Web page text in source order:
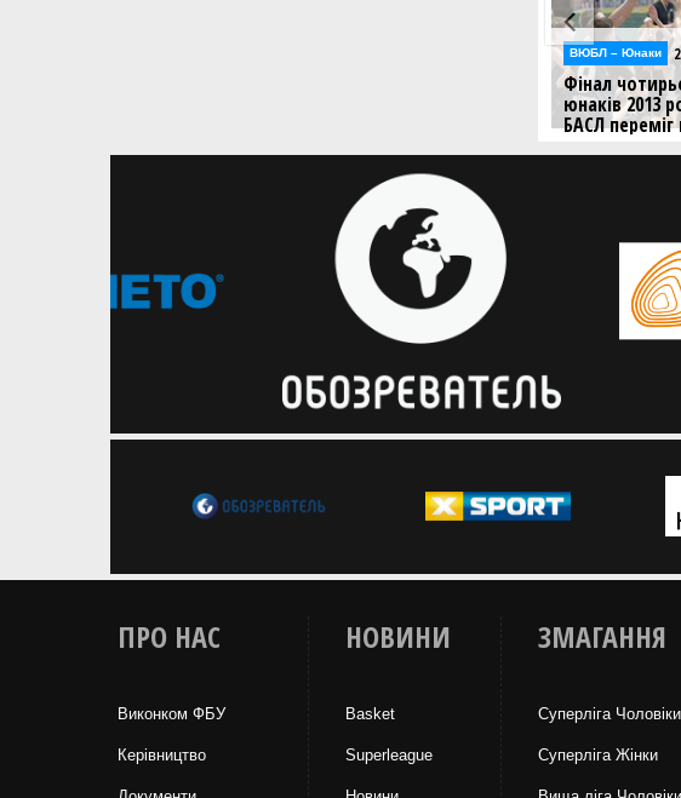
Кращим гравцем сезону став
24.05.2026
Фінал чотирьох ВЮБЛ серед
юнаків 2013 року: ОСДЮСШОР-
БАСЛ переміг в овертаймі та
Господарі майданчику завоювали
ПРО НАС
Виконком ФБУ
Керівництво
НОВИНИ
Basket
Superleague
ЗМАГАННЯ
Суперліга Чоловіки
Суперліга Жінки